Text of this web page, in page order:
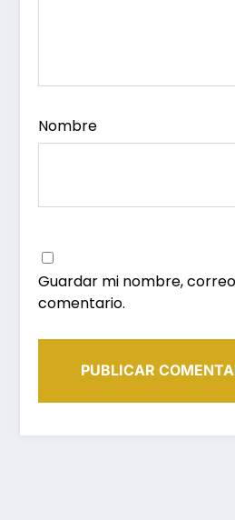
Nombre
Guardar mi nombre,
comentario.